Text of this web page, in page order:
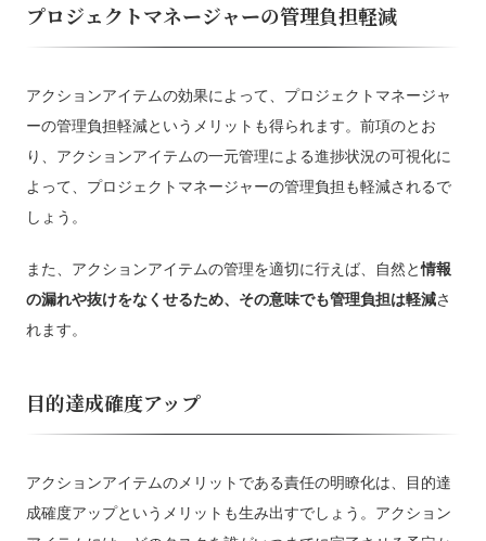
プロジェクトマネージャーの管理負担軽減
アクションアイテムの効果によって、プロジェクトマネージャ
ーの管理負担軽減というメリットも得られます。前項のとお
り、アクションアイテムの一元管理による進捗状況の可視化に
よって、プロジェクトマネージャーの管理負担も軽減されるで
しょう。
また、アクションアイテムの管理を適切に行えば、自然と情報
の漏れや抜けをなくせるため、その意味でも管理負担は軽減さ
れます。
目的達成確度アップ
アクションアイテムのメリットである責任の明瞭化は、目的達
成確度アップというメリットも生み出すでしょう。アクション